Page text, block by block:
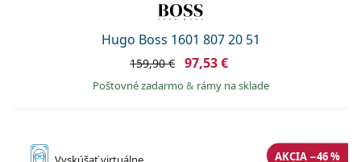
Hugo Boss 1601 807 20 51
159,90 € 97,53 €
Poštovné zadarmo& rámy na sklade
AKCIA −46 %